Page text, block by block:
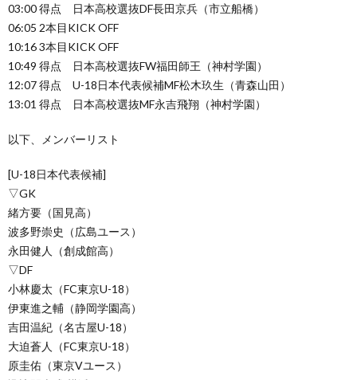
03:00 得点 日本高校選抜DF長田京兵（市立船橋）
06:05 2本目KICK OFF
10:16 3本目KICK OFF
10:49 得点 日本高校選抜FW福田師王（神村学園）
12:07 得点 U-18日本代表候補MF松木玖生（青森山田）
13:01 得点 日本高校選抜MF永吉飛翔（神村学園）
以下、メンバーリスト
[U-18日本代表候補]
▽GK
緒方要（国見高）
波多野崇史（広島ユース）
永田健人（創成館高）
▽DF
小林慶太（FC東京U-18）
伊東進之輔（静岡学園高）
吉田温紀（名古屋U-18）
大迫蒼人（FC東京U-18）
原圭佑（東京Vユース）